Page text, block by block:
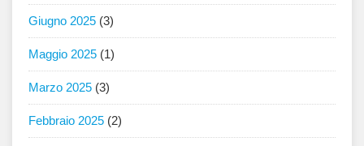
Giugno 2025 (3)
Maggio 2025 (1)
Marzo 2025 (3)
Febbraio 2025 (2)